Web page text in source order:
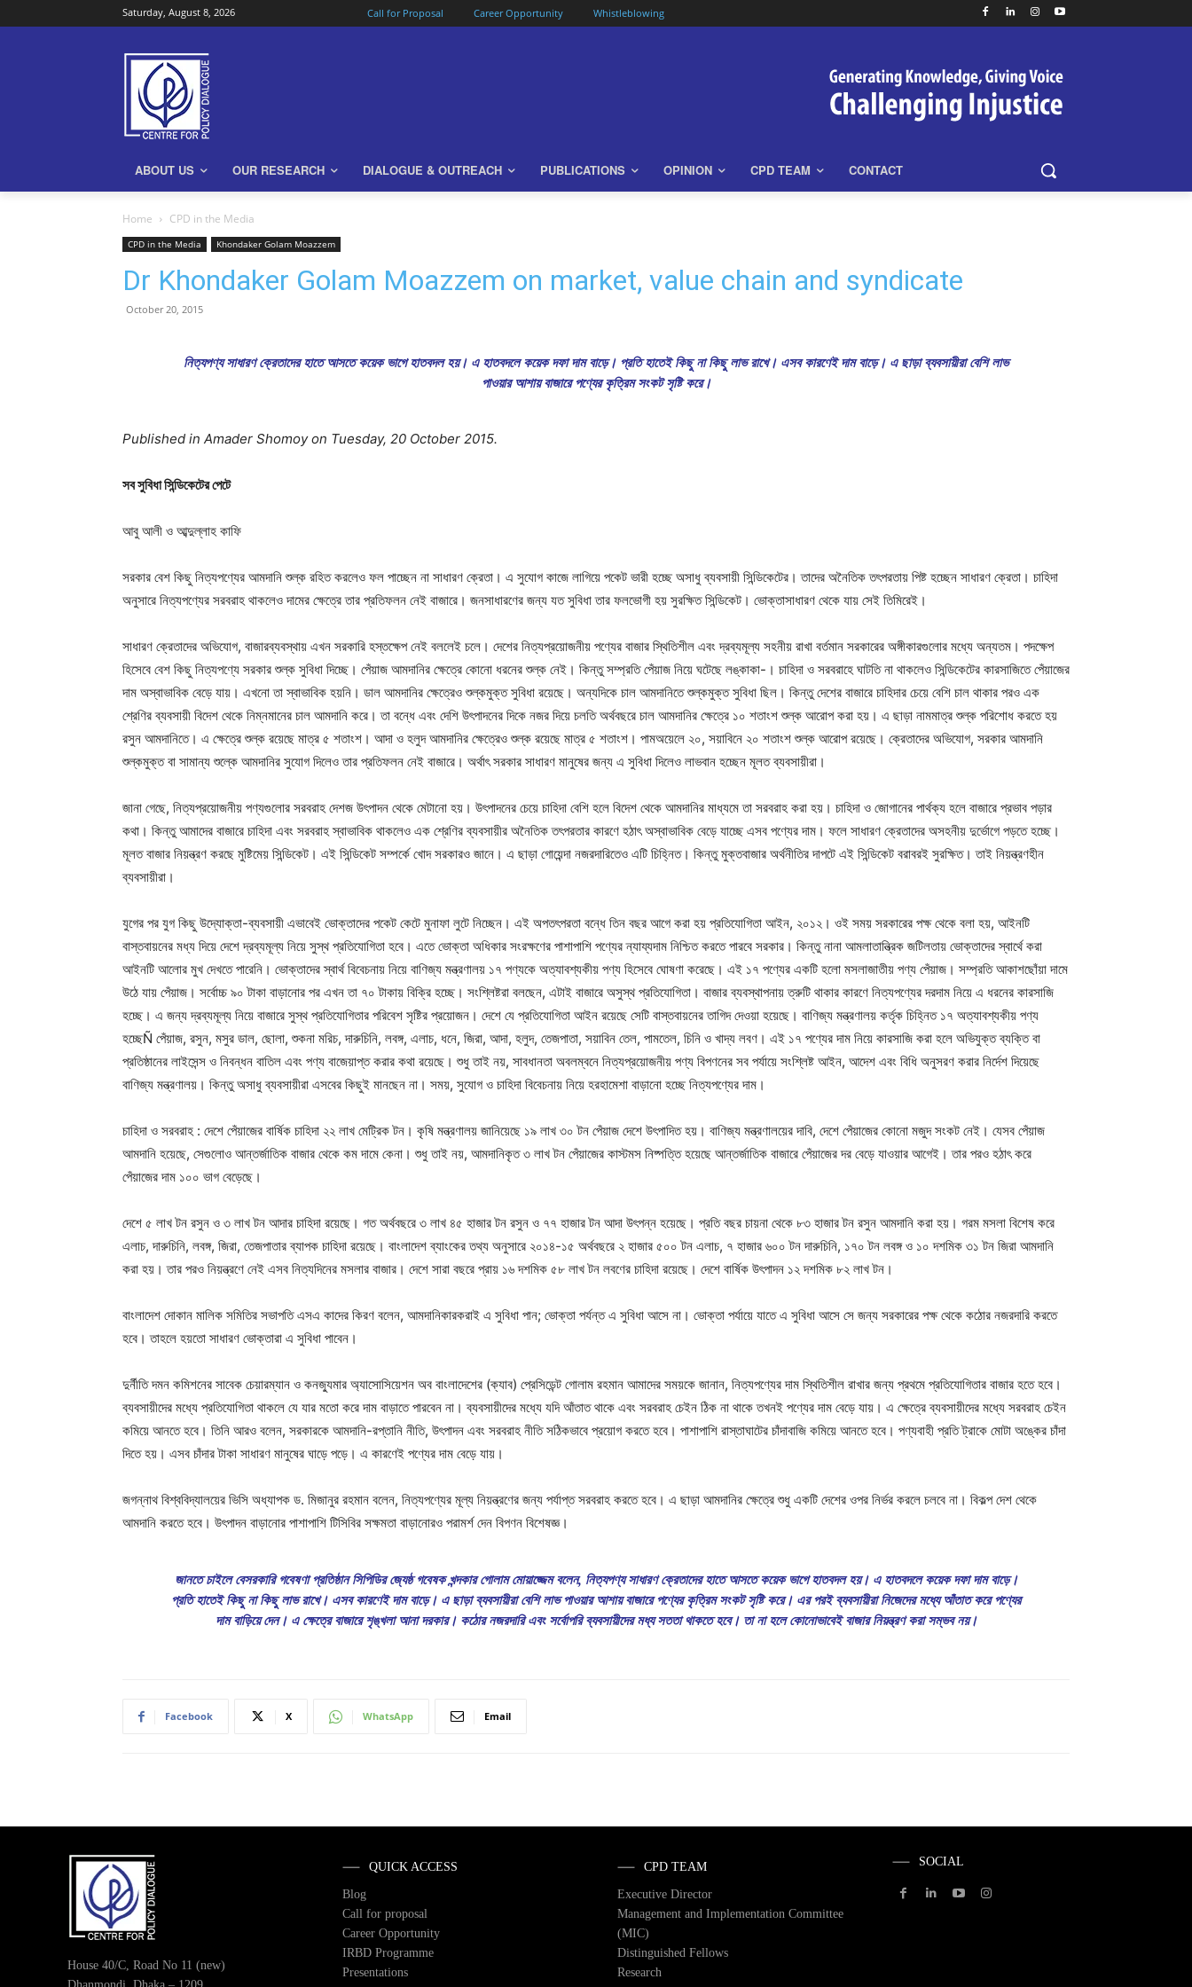
Saturday, August 8, 2026 Call for Proposal Career Opportunity Whistleblowing
ABOUT US OUR RESEARCH DIALOGUE & OUTREACH PUBLICATIONS OPINION CPD TEAM CONTACT
Home CPD in the Media
CPD in the Media Khondaker Golam Moazzem
Dr Khondaker Golam Moazzem on market, value chain and syndicate
October 20, 2015
নিত্যপণ্য সাধারণ ক্রেতাদের হাতে আসতে কয়েক ভাগে হাতবদল হয়। এ হাতবদলে কয়েক দফা দাম বাড়ে। প্রতি হাতেই কিছু না কিছু লাভ রাখে। এসব কারণেই দাম বাড়ে। এ ছাড়া ব্যবসায়ীরা বেশি লাভ
পাওয়ার আশায় বাজারে পণ্যের কৃত্রিম সংকট সৃষ্টি করে।
Published in Amader Shomoy on Tuesday, 20 October 2015.
সব সুবিধা সিন্ডিকেটের পেটে
আবু আলী ও আব্দুল্লাহ কাফি
সরকার বেশ কিছু নিত্যপণ্যের আমদানি শুল্ক রহিত করলেও ফল পাচ্ছেন না সাধারণ ক্রেতা। এ সুযোগ কাজে লাগিয়ে পকেট ভারী হচ্ছে অসাধু ব্যবসায়ী সিন্ডিকেটের। তাদের অনৈতিক তৎপরতায় পিষ্ট হচ্ছেন সাধারণ ক্রেতা। চাহিদা
অনুসারে নিত্যপণ্যের সরবরাহ থাকলেও দামের ক্ষেত্রে তার প্রতিফলন নেই বাজারে। জনসাধারণের জন্য যত সুবিধা তার ফলভোগী হয় সুরক্ষিত সিন্ডিকেট। ভোক্তাসাধারণ থেকে যায় সেই তিমিরেই।
সাধারণ ক্রেতাদের অভিযোগ, বাজারব্যবস্থায় এখন সরকারি হস্তক্ষেপ নেই বললেই চলে। দেশের নিত্যপ্রয়োজনীয় পণ্যের বাজার স্থিতিশীল এবং দ্রব্যমূল্য সহনীয় রাখা বর্তমান সরকারের অঙ্গীকারগুলোর মধ্যে অন্যতম। পদক্ষেপ
হিসেবে বেশ কিছু নিত্যপণ্যে সরকার শুল্ক সুবিধা দিচ্ছে। পেঁয়াজ আমদানির ক্ষেত্রে কোনো ধরনের শুল্ক নেই। কিন্তু সম্প্রতি পেঁয়াজ নিয়ে ঘটেছে লঙ্কাকা-। চাহিদা ও সরবরাহে ঘাটতি না থাকলেও সিন্ডিকেটের কারসাজিতে পেঁয়াজের
দাম অস্বাভাবিক বেড়ে যায়। এখনো তা স্বাভাবিক হয়নি। ডাল আমদানির ক্ষেত্রেও শুল্কমুক্ত সুবিধা রয়েছে। অন্যদিকে চাল আমদানিতে শুল্কমুক্ত সুবিধা ছিল। কিন্তু দেশের বাজারে চাহিদার চেয়ে বেশি চাল থাকার পরও এক
শ্রেণির ব্যবসায়ী বিদেশ থেকে নিম্নমানের চাল আমদানি করে। তা বন্ধে এবং দেশি উৎপাদনের দিকে নজর দিয়ে চলতি অর্থবছরে চাল আমদানির ক্ষেত্রে ১০ শতাংশ শুল্ক আরোপ করা হয়। এ ছাড়া নামমাত্র শুল্ক পরিশোধ করতে হয়
রসুন আমদানিতে। এ ক্ষেত্রে শুল্ক রয়েছে মাত্র ৫ শতাংশ। আদা ও হলুদ আমদানির ক্ষেত্রেও শুল্ক রয়েছে মাত্র ৫ শতাংশ। পামঅয়েলে ২০, সয়াবিনে ২০ শতাংশ শুল্ক আরোপ রয়েছে। ক্রেতাদের অভিযোগ, সরকার আমদানি
শুল্কমুক্ত বা সামান্য শুল্কে আমদানির সুযোগ দিলেও তার প্রতিফলন নেই বাজারে। অর্থাৎ সরকার সাধারণ মানুষের জন্য এ সুবিধা দিলেও লাভবান হচ্ছেন মূলত ব্যবসায়ীরা।
জানা গেছে, নিত্যপ্রয়োজনীয় পণ্যগুলোর সরবরাহ দেশজ উৎপাদন থেকে মেটানো হয়। উৎপাদনের চেয়ে চাহিদা বেশি হলে বিদেশ থেকে আমদানির মাধ্যমে তা সরবরাহ করা হয়। চাহিদা ও জোগানের পার্থক্য হলে বাজারে প্রভাব পড়ার
কথা। কিন্তু আমাদের বাজারে চাহিদা এবং সরবরাহ স্বাভাবিক থাকলেও এক শ্রেণির ব্যবসায়ীর অনৈতিক তৎপরতার কারণে হঠাৎ অস্বাভাবিক বেড়ে যাচ্ছে এসব পণ্যের দাম। ফলে সাধারণ ক্রেতাদের অসহনীয় দুর্ভোগে পড়তে হচ্ছে।
মূলত বাজার নিয়ন্ত্রণ করছে মুষ্টিমেয় সিন্ডিকেট। এই সিন্ডিকেট সম্পর্কে খোদ সরকারও জানে। এ ছাড়া গোয়েন্দা নজরদারিতেও এটি চিহ্নিত। কিন্তু মুক্তবাজার অর্থনীতির দাপটে এই সিন্ডিকেট বরাবরই সুরক্ষিত। তাই নিয়ন্ত্রণহীন
ব্যবসায়ীরা।
যুগের পর যুগ কিছু উদ্যোক্তা-ব্যবসায়ী এভাবেই ভোক্তাদের পকেট কেটে মুনাফা লুটে নিচ্ছেন। এই অপতৎপরতা বন্ধে তিন বছর আগে করা হয় প্রতিযোগিতা আইন, ২০১২। ওই সময় সরকারের পক্ষ থেকে বলা হয়, আইনটি
বাস্তবায়নের মধ্য দিয়ে দেশে দ্রব্যমূল্য নিয়ে সুস্থ প্রতিযোগিতা হবে। এতে ভোক্তা অধিকার সংরক্ষণের পাশাপাশি পণ্যের ন্যায্যদাম নিশ্চিত করতে পারবে সরকার। কিন্তু নানা আমলাতান্ত্রিক জটিলতায় ভোক্তাদের স্বার্থে করা
আইনটি আলোর মুখ দেখতে পারেনি। ভোক্তাদের স্বার্থ বিবেচনায় নিয়ে বাণিজ্য মন্ত্রণালয় ১৭ পণ্যকে অত্যাবশ্যকীয় পণ্য হিসেবে ঘোষণা করেছে। এই ১৭ পণ্যের একটি হলো মসলাজাতীয় পণ্য পেঁয়াজ। সম্প্রতি আকাশছোঁয়া দামে
উঠে যায় পেঁয়াজ। সর্বোচ্চ ৯০ টাকা বাড়ানোর পর এখন তা ৭০ টাকায় বিক্রি হচ্ছে। সংশ্লিষ্টরা বলছেন, এটাই বাজারে অসুস্থ প্রতিযোগিতা। বাজার ব্যবস্থাপনায় ত্রুটি থাকার কারণে নিত্যপণ্যের দরদাম নিয়ে এ ধরনের কারসাজি
হচ্ছে। এ জন্য দ্রব্যমূল্য নিয়ে বাজারে সুস্থ প্রতিযোগিতার পরিবেশ সৃষ্টির প্রয়োজন। দেশে যে প্রতিযোগিতা আইন রয়েছে সেটি বাস্তবায়নের তাগিদ দেওয়া হয়েছে। বাণিজ্য মন্ত্রণালয় কর্তৃক চিহ্নিত ১৭ অত্যাবশ্যকীয় পণ্য
হচ্ছেÑ পেঁয়াজ, রসুন, মসুর ডাল, ছোলা, শুকনা মরিচ, দারুচিনি, লবঙ্গ, এলাচ, ধনে, জিরা, আদা, হলুদ, তেজপাতা, সয়াবিন তেল, পামতেল, চিনি ও খাদ্য লবণ। এই ১৭ পণ্যের দাম নিয়ে কারসাজি করা হলে অভিযুক্ত ব্যক্তি বা
প্রতিষ্ঠানের লাইসেন্স ও নিবন্ধন বাতিল এবং পণ্য বাজেয়াপ্ত করার কথা রয়েছে। শুধু তাই নয়, সাবধানতা অবলম্বনে নিত্যপ্রয়োজনীয় পণ্য বিপণনের সব পর্যায়ে সংশ্লিষ্ট আইন, আদেশ এবং বিধি অনুসরণ করার নির্দেশ দিয়েছে
বাণিজ্য মন্ত্রণালয়। কিন্তু অসাধু ব্যবসায়ীরা এসবের কিছুই মানছেন না। সময়, সুযোগ ও চাহিদা বিবেচনায় নিয়ে হরহামেশা বাড়ানো হচ্ছে নিত্যপণ্যের দাম।
চাহিদা ও সরবরাহ : দেশে পেঁয়াজের বার্ষিক চাহিদা ২২ লাখ মেট্রিক টন। কৃষি মন্ত্রণালয় জানিয়েছে ১৯ লাখ ৩০ টন পেঁয়াজ দেশে উৎপাদিত হয়। বাণিজ্য মন্ত্রণালয়ের দাবি, দেশে পেঁয়াজের কোনো মজুদ সংকট নেই। যেসব পেঁয়াজ
আমদানি হয়েছে, সেগুলোও আন্তর্জাতিক বাজার থেকে কম দামে কেনা। শুধু তাই নয়, আমদানিকৃত ৩ লাখ টন পেঁয়াজের কাস্টমস নিষ্পত্তি হয়েছে আন্তর্জাতিক বাজারে পেঁয়াজের দর বেড়ে যাওয়ার আগেই। তার পরও হঠাৎ করে
পেঁয়াজের দাম ১০০ ভাগ বেড়েছে।
দেশে ৫ লাখ টন রসুন ও ৩ লাখ টন আদার চাহিদা রয়েছে। গত অর্থবছরে ৩ লাখ ৪৫ হাজার টন রসুন ও ৭৭ হাজার টন আদা উৎপন্ন হয়েছে। প্রতি বছর চায়না থেকে ৮৩ হাজার টন রসুন আমদানি করা হয়। গরম মসলা বিশেষ করে
এলাচ, দারুচিনি, লবঙ্গ, জিরা, তেজপাতার ব্যাপক চাহিদা রয়েছে। বাংলাদেশ ব্যাংকের তথ্য অনুসারে ২০১৪-১৫ অর্থবছরে ২ হাজার ৫০০ টন এলাচ, ৭ হাজার ৬০০ টন দারুচিনি, ১৭০ টন লবঙ্গ ও ১০ দশমিক ৩১ টন জিরা আমদানি
করা হয়। তার পরও নিয়ন্ত্রণে নেই এসব নিত্যদিনের মসলার বাজার। দেশে সারা বছরে প্রায় ১৬ দশমিক ৫৮ লাখ টন লবণের চাহিদা রয়েছে। দেশে বার্ষিক উৎপাদন ১২ দশমিক ৮২ লাখ টন।
বাংলাদেশ দোকান মালিক সমিতির সভাপতি এসএ কাদের কিরণ বলেন, আমদানিকারকরাই এ সুবিধা পান; ভোক্তা পর্যন্ত এ সুবিধা আসে না। ভোক্তা পর্যায়ে যাতে এ সুবিধা আসে সে জন্য সরকারের পক্ষ থেকে কঠোর নজরদারি করতে
হবে। তাহলে হয়তো সাধারণ ভোক্তারা এ সুবিধা পাবেন।
দুর্নীতি দমন কমিশনের সাবেক চেয়ারম্যান ও কনজ্যুমার অ্যাসোসিয়েশন অব বাংলাদেশের (ক্যাব) প্রেসিডেন্ট গোলাম রহমান আমাদের সময়কে জানান, নিত্যপণ্যের দাম স্থিতিশীল রাখার জন্য প্রথমে প্রতিযোগিতার বাজার হতে হবে।
ব্যবসায়ীদের মধ্যে প্রতিযোগিতা থাকলে যে যার মতো করে দাম বাড়াতে পারবেন না। ব্যবসায়ীদের মধ্যে যদি আঁতাত থাকে এবং সরবরাহ চেইন ঠিক না থাকে তখনই পণ্যের দাম বেড়ে যায়। এ ক্ষেত্রে ব্যবসায়ীদের মধ্যে সরবরাহ চেইন
কমিয়ে আনতে হবে। তিনি আরও বলেন, সরকারকে আমদানি-রপ্তানি নীতি, উৎপাদন এবং সরবরাহ নীতি সঠিকভাবে প্রয়োগ করতে হবে। পাশাপাশি রাস্তাঘাটের চাঁদাবাজি কমিয়ে আনতে হবে। পণ্যবাহী প্রতি ট্রাকে মোটা অঙ্কের চাঁদা
দিতে হয়। এসব চাঁদার টাকা সাধারণ মানুষের ঘাড়ে পড়ে। এ কারণেই পণ্যের দাম বেড়ে যায়।
জগন্নাথ বিশ্ববিদ্যালয়ের ভিসি অধ্যাপক ড. মিজানুর রহমান বলেন, নিত্যপণ্যের মূল্য নিয়ন্ত্রণের জন্য পর্যাপ্ত সরবরাহ করতে হবে। এ ছাড়া আমদানির ক্ষেত্রে শুধু একটি দেশের ওপর নির্ভর করলে চলবে না। বিকল্প দেশ থেকে
আমদানি করতে হবে। উৎপাদন বাড়ানোর পাশাপাশি টিসিবির সক্ষমতা বাড়ানোরও পরামর্শ দেন বিপণন বিশেষজ্ঞ।
জানতে চাইলে বেসরকারি গবেষণা প্রতিষ্ঠান সিপিডির জ্যেষ্ঠ গবেষক খন্দকার গোলাম মোয়াজ্জেম বলেন, নিত্যপণ্য সাধারণ ক্রেতাদের হাতে আসতে কয়েক ভাগে হাতবদল হয়। এ হাতবদলে কয়েক দফা দাম বাড়ে।
প্রতি হাতেই কিছু না কিছু লাভ রাখে। এসব কারণেই দাম বাড়ে। এ ছাড়া ব্যবসায়ীরা বেশি লাভ পাওয়ার আশায় বাজারে পণ্যের কৃত্রিম সংকট সৃষ্টি করে। এর পরই ব্যবসায়ীরা নিজেদের মধ্যে আঁতাত করে পণ্যের
দাম বাড়িয়ে দেন। এ ক্ষেত্রে বাজারে শৃঙ্খলা আনা দরকার। কঠোর নজরদারি এবং সর্বোপরি ব্যবসায়ীদের মধ্য সততা থাকতে হবে। তা না হলে কোনোভাবেই বাজার নিয়ন্ত্রণ করা সম্ভব নয়।
Facebook X WhatsApp Email
House 40/C, Road No 11 (new)
QUICK ACCESS
Blog
Call for proposal
Career Opportunity
IRBD Programme
Presentations
CPD TEAM
Executive Director
Management and Implementation Committee
(MIC)
Distinguished Fellows
Research
SOCIAL